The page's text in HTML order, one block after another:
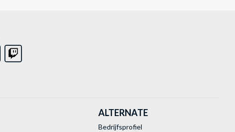
ALTERNATE
Bedrijfsprofiel